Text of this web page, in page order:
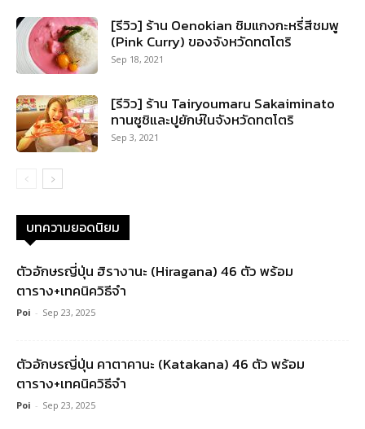
[รีวิว] ร้าน Oenokian ชิมแกงกะหรี่สีชมพู
(Pink Curry) ของจังหวัดทตโตริ
Sep 18, 2021
[รีวิว] ร้าน Tairyoumaru Sakaiminato
ทานซูชิและปูยักษ์ในจังหวัดทตโตริ
Sep 3, 2021
บทความยอดนิยม
ตัวอักษรญี่ปุ่น ฮิรางานะ (Hiragana) 46 ตัว พร้อม
ตาราง+เทคนิควิธีจำ
Poi - Sep 23, 2025
ตัวอักษรญี่ปุ่น คาตาคานะ (Katakana) 46 ตัว พร้อม
ตาราง+เทคนิควิธีจำ
Poi - Sep 23, 2025